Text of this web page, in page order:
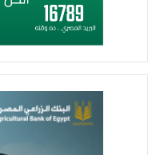
ضمن أهدافها لتحديث
مُعظم إنتاج الشركة يتم
احتياجات وزارة التموين .
البروتوكول الذي يدعم
معيشة صغار المزراعين